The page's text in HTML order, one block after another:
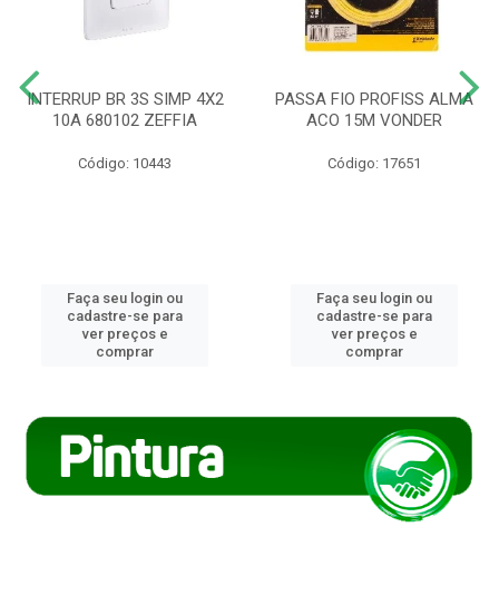
INTERRUP BR 3S SIMP 4X2
10A 680102 ZEFFIA
Código: 10443
Faça seu login ou
cadastre-se para
ver preços e
comprar
PASSA FIO PROFISS ALMA
ACO 15M VONDER
Código: 17651
Faça seu login ou
cadastre-se para
ver preços e
comprar